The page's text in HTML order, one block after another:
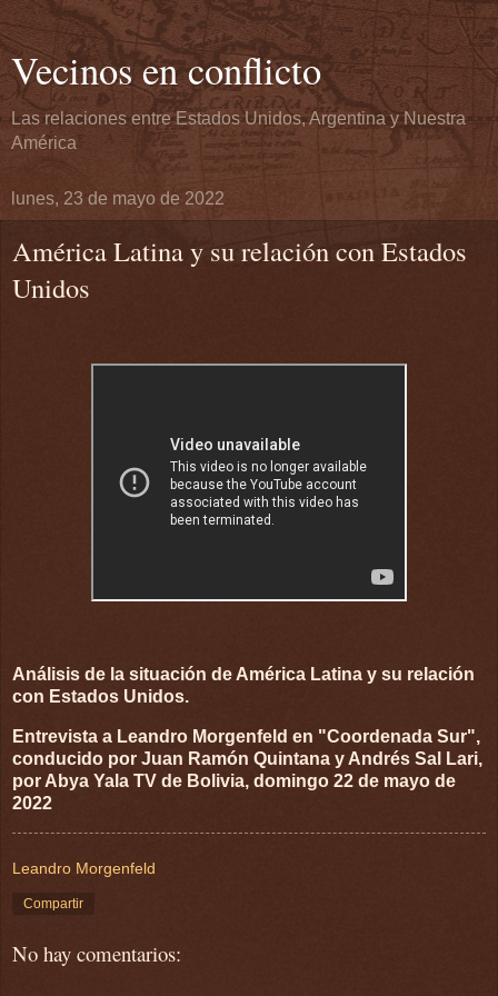
Vecinos en conflicto
Las relaciones entre Estados Unidos, Argentina y Nuestra
América
lunes, 23 de mayo de 2022
América Latina y su relación con Estados
Unidos
Análisis de la situación de América Latina y su relación
con Estados Unidos.
Entrevista a Leandro Morgenfeld en "Coordenada Sur",
conducido por Juan Ramón Quintana y Andrés Sal Lari,
por Abya Yala TV de Bolivia, domingo 22 de mayo de
2022
Leandro Morgenfeld
Compartir
No hay comentarios: